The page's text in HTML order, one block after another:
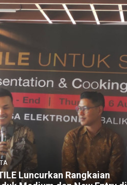
Luncurkan Rangkaian